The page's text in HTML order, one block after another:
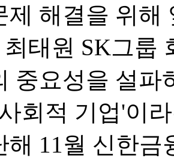
제 해결을 위해
최태원 SK그룹
중요성을 설파
회적 기업'이
해 11월 신한